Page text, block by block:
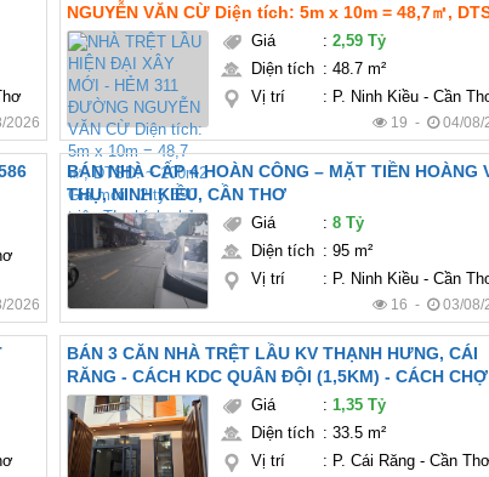
2026
NGUYỄN VĂN CỪ Diện tích: 5m x 10m = 48,7㎡,
~ 100m2 Giá mới : 2 tỷ 590 triệu TL chính chủ Pháp lý:
thổ cư hoàn công Hướng: Tây bắc
Giá :2,59 Tỷ
Diện tích :48.7 m²
Vị trí
: P. Ninh Kiều - Cần
19 - 04/08/
586
2026
BÁN NHÀ CẤP 4 HOÀN CÔNG – MẶT TIỀN HOÀNG
THỤ, NINH KIỀU, CẦN THƠ
Giá :8 Tỷ
Diện tích :95 m²
Vị trí
: P. Ninh Kiều - Cần
16 - 03/08/
BÁN 3 CĂN NHÀ TRỆT LẦU KV THẠNH HƯNG, CÁI
RĂNG - CÁCH KDC QUÂN ĐỘI (1,5KM) - CÁCH CHỢ
10 (2KM) - FULL NỘI THẤT
Giá :1,35 Tỷ
Diện tích :33.5 m²
Vị trí
: P. Cái Răng - Cần